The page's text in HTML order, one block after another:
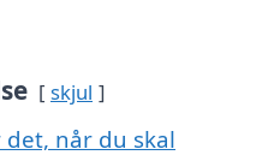
skjul
når du skal